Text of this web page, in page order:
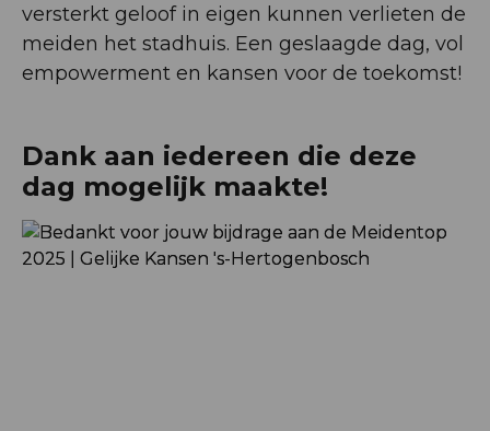
versterkt geloof in eigen kunnen verlieten de
meiden het stadhuis. Een geslaagde dag, vol
empowerment en kansen voor de toekomst!
Dank aan iedereen die deze
dag mogelijk maakte!